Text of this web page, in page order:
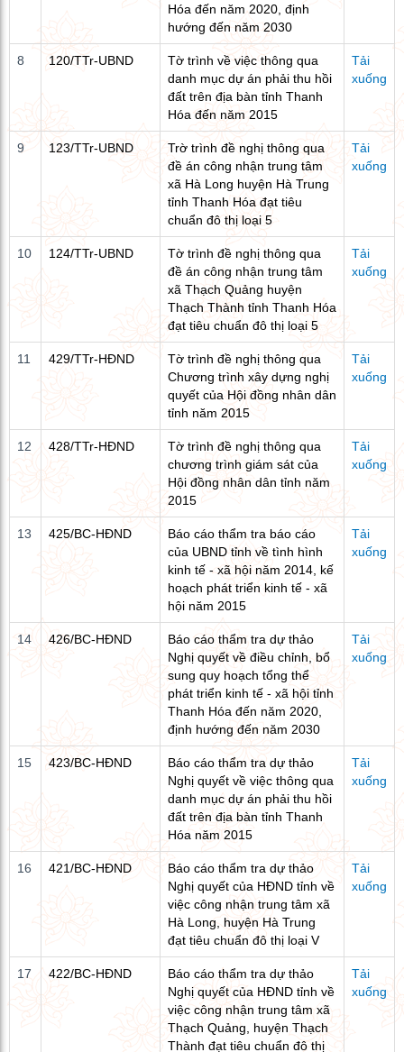
Hóa đến năm 2020, định
hướng đến năm 2030
8 120/TTr-UBND
Tờ trình về việc thông qua
danh mục dự án phải thu hồi
đất trên địa bàn tỉnh Thanh
Hóa đến năm 2015
Tải
xuống
9 123/TTr-UBND
Trờ trình đề nghị thông qua
đề án công nhận trung tâm
xã Hà Long huyện Hà Trung
tỉnh Thanh Hóa đạt tiêu
chuẩn đô thị loại 5
Tải
xuống
10 124/TTr-UBND
Tờ trình đề nghị thông qua
đề án công nhận trung tâm
xã Thạch Quảng huyện
Thạch Thành tỉnh Thanh Hóa
đạt tiêu chuẩn đô thị loại 5
Tải
xuống
11 429/TTr-HĐND
Tờ trình đề nghị thông qua
Chương trình xây dựng nghị
quyết của Hội đồng nhân dân
tỉnh năm 2015
Tải
xuống
12 428/TTr-HĐND
Tờ trình đề nghị thông qua
chương trình giám sát của
Hội đồng nhân dân tỉnh năm
2015
Tải
xuống
13 425/BC-HĐND
Báo cáo thẩm tra báo cáo
của UBND tỉnh về tình hình
kinh tế - xã hội năm 2014, kế
hoạch phát triển kinh tế - xã
hội năm 2015
Tải
xuống
14 426/BC-HĐND
Báo cáo thẩm tra dự thảo
Nghị quyết về điều chỉnh, bổ
sung quy hoạch tổng thể
phát triển kinh tế - xã hội tỉnh
Thanh Hóa đến năm 2020,
định hướng đến năm 2030
Tải
xuống
15 423/BC-HĐND
Báo cáo thẩm tra dự thảo
Nghị quyết về việc thông qua
danh mục dự án phải thu hồi
đất trên địa bàn tỉnh Thanh
Hóa năm 2015
Tải
xuống
16 421/BC-HĐND
Báo cáo thẩm tra dự thảo
Nghị quyết của HĐND tỉnh về
việc công nhận trung tâm xã
Hà Long, huyện Hà Trung
đạt tiêu chuẩn đô thị loại V
Tải
xuống
17 422/BC-HĐND
Báo cáo thẩm tra dự thảo
Nghị quyết của HĐND tỉnh về
việc công nhận trung tâm xã
Thạch Quảng, huyện Thạch
Thành đạt tiêu chuẩn đô thị
Tải
xuống